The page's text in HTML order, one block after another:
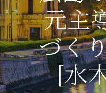
元主
づく
[水